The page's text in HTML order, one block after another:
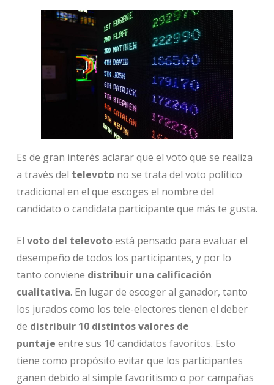
Es de gran interés aclarar que el voto que se realiza
a través del televotono se trata del voto político
tradicional en el que escoges el nombre del
candidato o candidata participante que más te gusta.
El voto del televotoestá pensado para evaluar el
desempeño de todos los participantes, y por lo
tanto conviene distribuir una calificación
cualitativa. En lugar de escoger al ganador, tanto
los jurados como los tele-electores tienen el deber
de distribuir 10 distintos valores de
puntaje entre sus 10 candidatos favoritos. Esto
tiene como propósito evitar que los participantes
ganen debido al simple favoritismo o por campañas